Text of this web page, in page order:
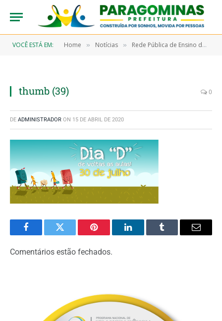
VOCÊ ESTÁ EM: Home » Notícias » Rede Pública de Ensino de Paragominas retoma às atividades escolares do ano letivo 2018
thumb (39) 0
DE ADMINISTRADOR ON 15 DE ABRIL DE 2020
FacebookTwitter Pinterest LinkedInTumblr Email
Comentários estão fechados.